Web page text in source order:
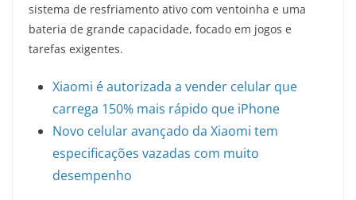
sistema de resfriamento ativo com ventoinha e uma
bateria de grande capacidade, focado em jogos e
tarefas exigentes.
Xiaomi é autorizada a vender celular que
carrega 150% mais rápido que iPhone
Novo celular avançado da Xiaomi tem
especificações vazadas com muito
desempenho